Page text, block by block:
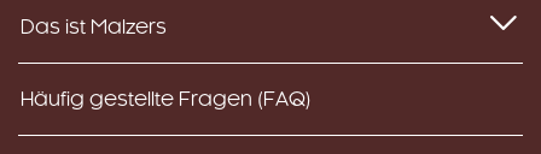
Das ist Malzers
Häufig gestellte Fragen (FAQ)